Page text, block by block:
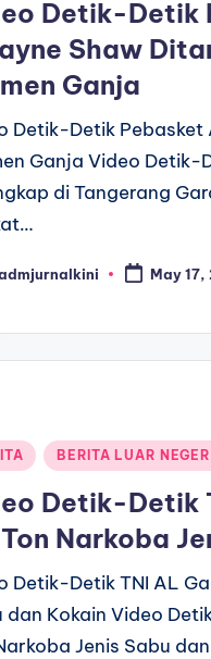
Detik-Detik
Shaw
Ganja
Detik-Detik
Ganja Video Detik-
di Tangerang
May 17,
BERITA LUAR
Detik-Detik
Narkoba
Detik-Detik TNI AL
dan Kokain Video
Jenis Sabu